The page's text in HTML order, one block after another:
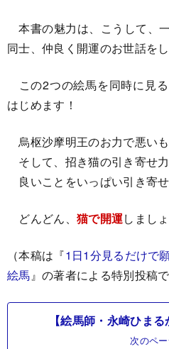
本書の魅力は、こうして、
同士、仲良く開運のお世話を
この2つの絵馬を同時に見
はじめます！
烏枢沙摩明王のお力で悪いも
そして、招き猫の引き寄せ力
良いことをいっぱい引き寄せ
どんどん、 猫で開運しまし
（本稿は『1 日1分見るだけで
絵馬』の著者による特別投稿で
【絵馬師・永崎ひま
次のペ